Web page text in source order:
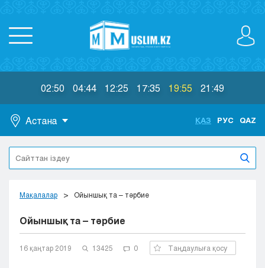
02:50 04:44 12:25 17:35 19:55 21:49
Астана
Астана
Алматы
Актобе
Жезказган
Караганда
Кокшетау
ҚАЗ РУС QAZ
Мақалалар Ойыншық та – тәрбие
Ойыншық та – тәрбие
16 қаңтар 2019 13425 0 Таңдаулыға қосу